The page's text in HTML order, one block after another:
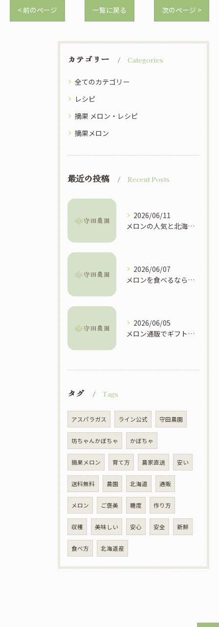
< 前のページ 一覧に戻る 次のページ >
カテゴリー Categories
全てのカテゴリー
レシピ
摘果 メロン・レシピ
摘果メロン
最近の投稿 Recent Posts
2026/06/11
メロンの人気と北海道富良野市で選ぶべき理由や買い方ガイド
2026/06/07
メロンを食べるなら北海道富良野市で旬や直売所を徹底攻略
2026/06/05
メロン通販でギフト選びに失敗しない産地や品質別おすすめ活用ガイド
タグ Tags
アスパラガス ライン公式 守田農園
坊ちゃんかぼちゃ かぼちゃ
摘果メロン 育て方 農家直送 安い
送料無料 農園 北海道 通販
メロン ご褒美 糖度 作り方
収穫 美味しい 安心 安全 新鮮
食べ方 北海道産